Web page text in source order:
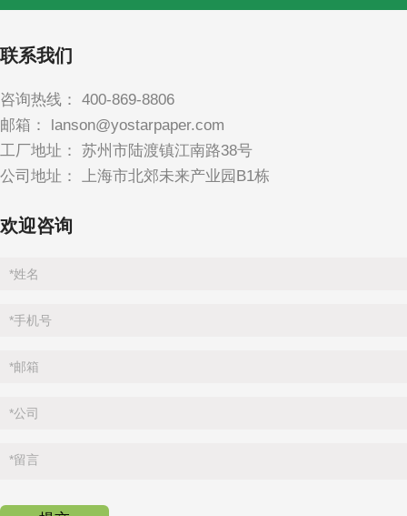
联系我们
咨询热线： 400-869-8806
邮箱： lanson@yostarpaper.com
工厂地址： 苏州市陆渡镇江南路38号
公司地址： 上海市北郊未来产业园B1栋
欢迎咨询
*姓名
*手机号
*邮箱
*公司
*留言